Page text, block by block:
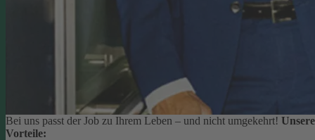
Bei uns passt der Job zu Ihrem Leben – und nicht umgekehrt! Unsere
Vorteile: